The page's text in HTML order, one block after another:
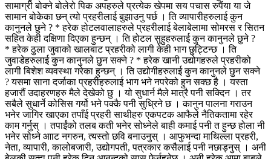
सामाग्री बोक्ने बोलेरो पिक अपहरुले प्रत्येक खेपमा सय पचास रुपैंया या जे
सामान बोकेका छन् त्यो प्रहरीलाई बुझाउनु पर्छ । ति व्यापारीहरुलाई कुन
कानुनले छुने ? * हरेक होटलवालाहरुले प्रहरीलाई बेलाबेलामा सोमरस र सितन
सहित केही दक्षिणा दिएका हुन्छन् । ति होटल सुहुहरुलाई कुन कानुनले छुने ?
* हरेक ठुला जुवाको खालबाट प्रहरीको लागी केही भाग छुट्टिन्छ । ति
जुवाडेहरुलाई कुन कानुनले छुन सक्ने ? * हरेक खानी उद्योगहरुले प्रहरीको
लागी बिशेश व्यवस्था गरेका हुन्छन् । ति उद्योगीहरुलाई कुन कानुनले छुन सक्ने
? यसमा साना दर्जाका प्रहरीहरुलाई भाग भने नपरेको हुन सक्छ है ।यस्ता
हजारौं उदाहरणहरु मैले देखेको छु । यो सुधार्न मैले मात्रै पनी सक्दिन । तर
सबैले सुधार्ने कोसिस गर्यो भने पक्कै पनी सुध्रिने छ । कानुन पालना गराउन
भनेर जागिर खाएका तपाँई प्रहरी साथीहरु एकपटक आफैले नैतिकतामा रहेर
काम गर्नुस् ।तपाईंको तलब कती भनेर सोध्नेले बाही कमाई पनी त हुन्छ होला नी
भनेर सोध्ने आाट नगरुन, त्यस्तो छवि बनाउनुस् । आफुभन्दा माथिल्ला प्रहरी,
नेता, व्यापारी, कालोबजारी, उद्योगपती, पत्रकार कसैलाई पनी नछाड्नुस् । अनी